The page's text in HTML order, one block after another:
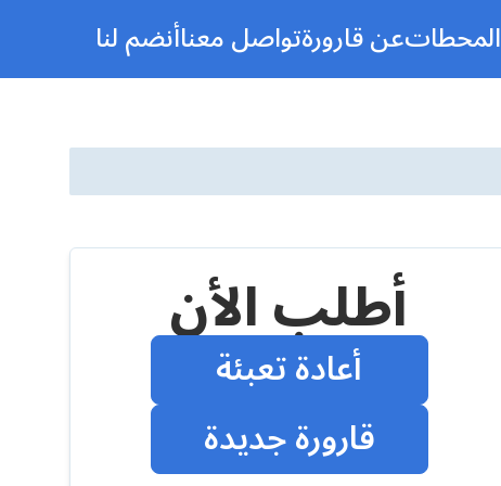
المحطاتعن قارورةتواصل معناأنضم لنا
أطلب الأن
أعادة تعبئة
قارورة جديدة